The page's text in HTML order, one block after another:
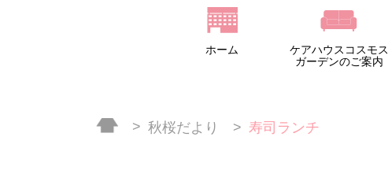
ホーム
ケアハウスコスモス
ガーデンのご案内
秋桜だより 寿司ランチ